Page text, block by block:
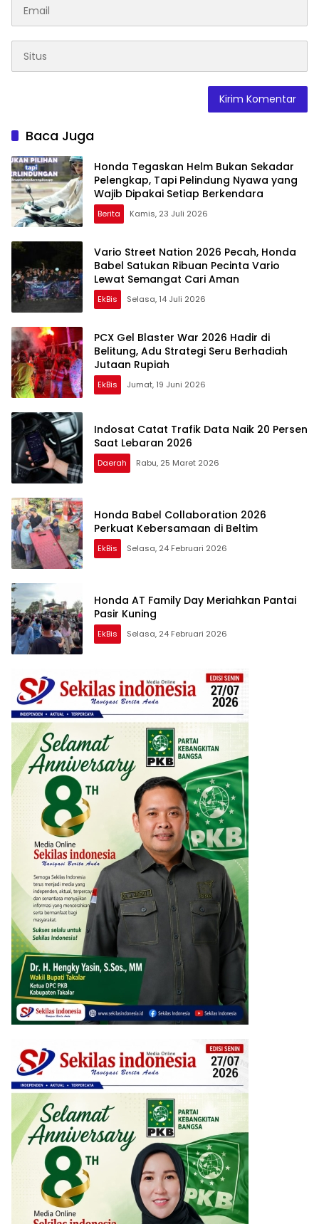
Baca Juga
Honda Tegaskan Helm Bukan Sekadar
Pelengkap, Tapi Pelindung Nyawa yang
Wajib Dipakai Setiap Berkendara
Berita Kamis, 23 Juli 2026
Vario Street Nation 2026 Pecah, Honda
Babel Satukan Ribuan Pecinta Vario
Lewat Semangat Cari Aman
EkBis Selasa, 14 Juli 2026
PCX Gel Blaster War 2026 Hadir di
Belitung, Adu Strategi Seru Berhadiah
Jutaan Rupiah
EkBis Jumat, 19 Juni 2026
Indosat Catat Trafik Data Naik 20 Persen
Saat Lebaran 2026
Daerah Rabu, 25 Maret 2026
Honda Babel Collaboration 2026
Perkuat Kebersamaan di Beltim
EkBis Selasa, 24 Februari 2026
Honda AT Family Day Meriahkan Pantai
Pasir Kuning
EkBis Selasa, 24 Februari 2026